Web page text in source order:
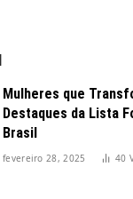
Mulheres que
Destaques da Lista
Brasil
fevereiro 28, 2025 40